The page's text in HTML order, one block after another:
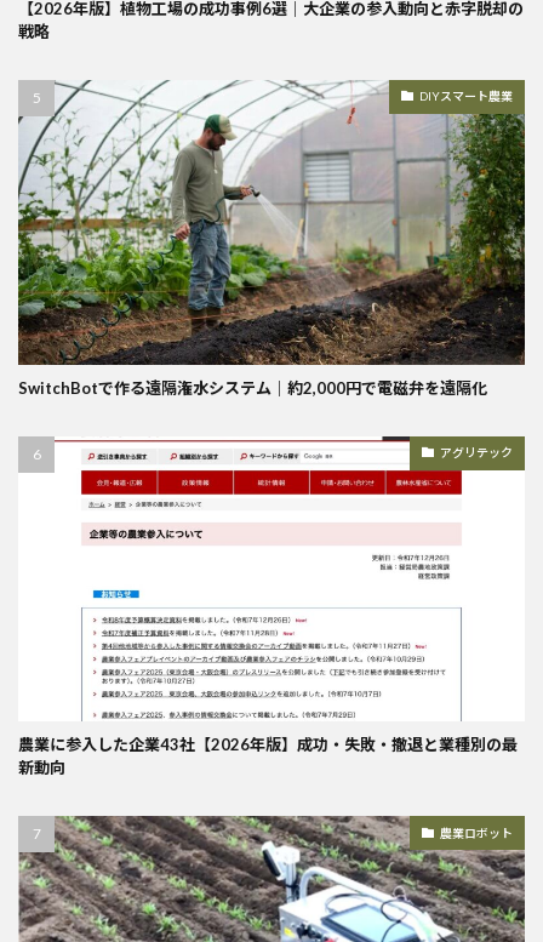
【2026年版】植物工場の成功事例6選｜大企業の参入動向と赤字脱却の
戦略
DIYスマート農業
SwitchBotで作る遠隔潅水システム｜約2,000円で電磁弁を遠隔化
アグリテック
農業に参入した企業43社【2026年版】成功・失敗・撤退と業種別の最
新動向
農業ロボット